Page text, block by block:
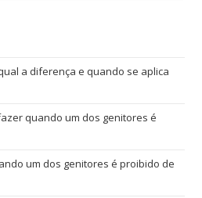
a diferença e quando se aplica
quando um dos genitores é
um dos genitores é proibido de